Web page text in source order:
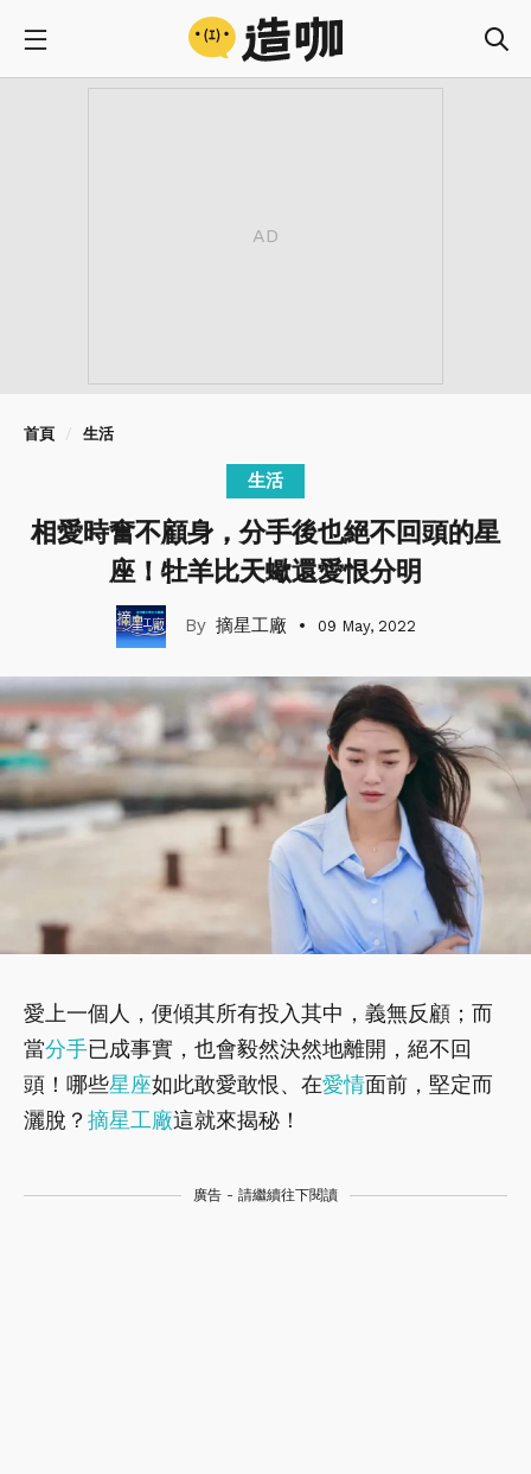
首頁 生活
生活
相愛時奮不顧身，分手後也絕不回頭的星
座！牡羊比天蠍還愛恨分明
摘星工廠 09 May, 2022
愛上一個人，便傾其所有投入其中，義無反顧；而
當分手已成事實，也會毅然決然地離開，絕不回
頭！哪些星座如此敢愛敢恨、在愛情面前，堅定而
灑脫？ 摘星工廠這就來揭秘！
廣告 - 請繼續往下閱讀